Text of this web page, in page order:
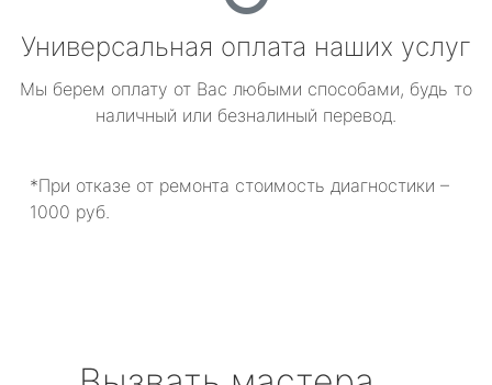
Универсальная оплата наших услуг
Мы берем оплату от Вас любыми способами, будь то
наличный или безналиный перевод.
*При отказе от ремонта стоимость диагностики –
1000 руб.